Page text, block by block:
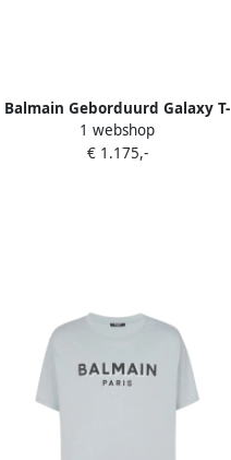
Balmain Geborduurd Galaxy T-
shirt Black Heren
1 webshop
€ 1.175,-